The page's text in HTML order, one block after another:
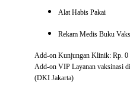
Alat Habis Pakai
Rekam Medis Buku
Add-on Kunjungan Klinik: Rp. 0
Add-on VIP Layanan vaksinasi
(DKI Jakarta)